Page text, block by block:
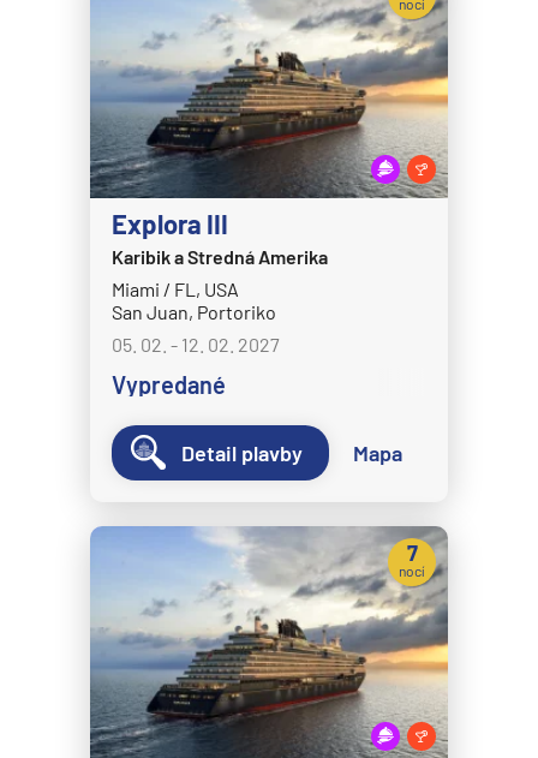
Crystal Symphony
Cunard Line
Queen Anne
Queen Elizabeth
Queen Mary 2
Queen Victoria
Disney Cruise Line
Disney Adventure
Disney Dream
Disney Fantasy
Disney Magic
Disney Treasure
Disney Wonder
Explora Journeys
Explora I
Explora II
Explora III
Karibik a Stredná Amerika
Miami / FL, USA
San Juan, Portoriko
05. 02. - 12. 02. 2027
Vypredané
nocí
Detail plavby Mapa
7
nocí